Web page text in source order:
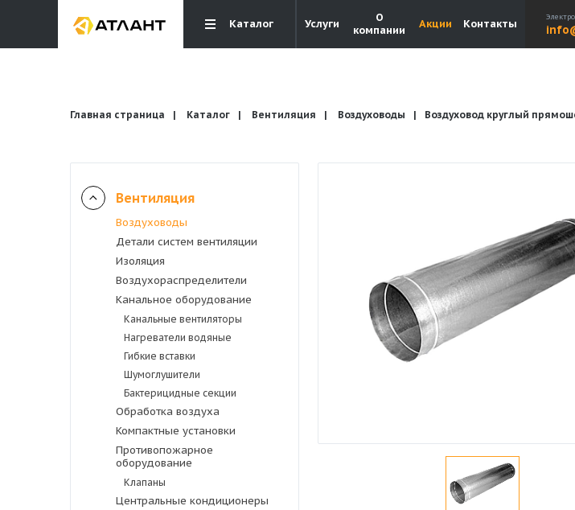
Каталог Услуги
О
компании
Акции Контакты
Вентиляция
Кондиционирование
Отопление и водоснабжение
Электрика
Главная страница Каталог Вентиляция Воздуховоды Воздуховод круглый
Вентиляция
Воздуховоды
Детали систем вентиляции
Изоляция
Воздухораспределители
Канальное оборудование
Канальные вентиляторы
Нагреватели водяные
Гибкие вставки
Шумоглушители
Бактерицидные секции
Обработка воздуха
Компактные установки
Противопожарное
оборудование
Клапаны
Центральные кондиционеры